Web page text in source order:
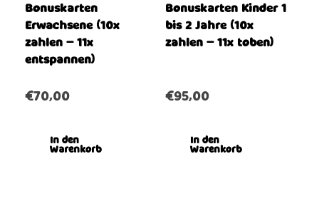
Bonuskarten
Erwachsene (10x
zahlen – 11x
entspannen)
€70,00
In den
Warenkorb
Bonuskarten Kinder 1
bis 2 Jahre (10x
zahlen – 11x toben)
€95,00
In den
Warenkorb